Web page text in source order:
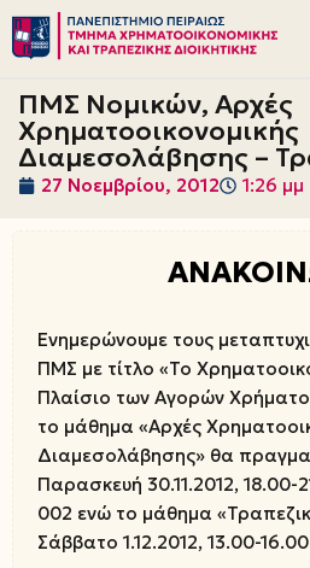
Μεταπηδήστε
στο
περιεχόμενο
ΠΜΣ Νομικών, Αρχές
Χρηματοοικονομικής
Διαμεσολάβησης –
27 Νοεμβρίου, 2012 1:26 μμ
Ενημερώνουμε τους
ΠΜΣ με τίτλο «Το
Πλαίσιο των Αγορών
το μάθημα «Αρχές
Διαμεσολάβησης» θα
Παρασκευή 30.11.2012, 18.00-
002 ενώ το μάθημα
Σάββατο 1.12.2012, 13.00-